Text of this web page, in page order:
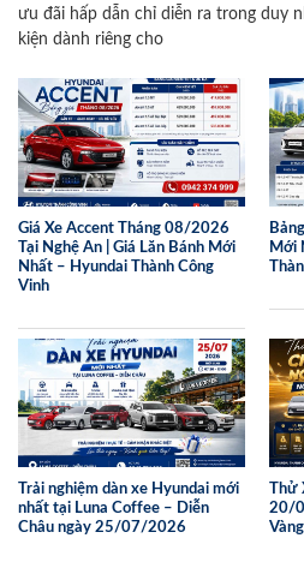
ưu đãi hấp dẫn chỉ diễn ra trong duy
kiện dành riêng cho
Giá Xe Accent Tháng 08/2026
Tại Nghệ An | Giá Lăn Bánh Mới
Nhất – Hyundai Thành Công
Vinh
Mới
Trải nghiệm dàn xe Hyundai mới
nhất tại Luna Coffee – Diễn
Châu ngày 25/07/2026
Thử
20/